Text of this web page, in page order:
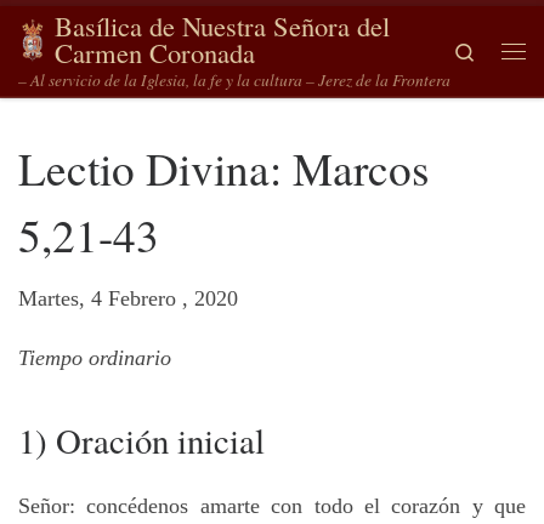
Saltar al contenido
Basílica de Nuestra Señora del
Carmen Coronada
– Al servicio de la Iglesia, la fe y la cultura – Jerez de la Frontera
Search
Lectio Divina: Marcos
5,21-43
Martes, 4 Febrero , 2020
Tiempo ordinario
1) Oración inicial
Señor: concédenos amarte con todo el corazón y que